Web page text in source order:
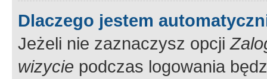
Dlaczego jestem
Jeżeli nie zaznaczysz opcji
wizycie podczas logowania